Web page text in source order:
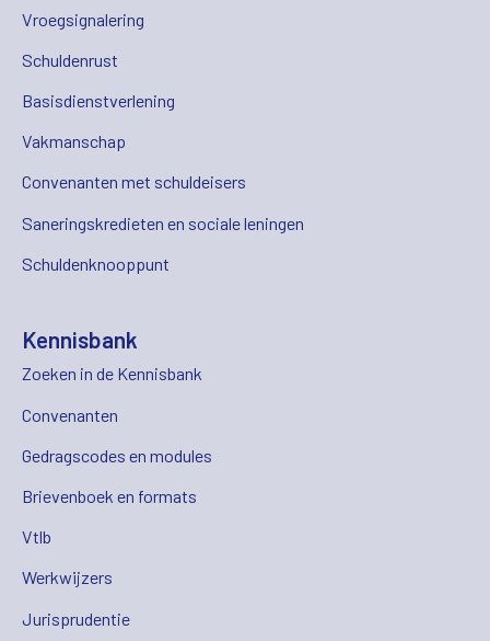
Vroegsignalering
Schuldenrust
Basisdienstverlening
Vakmanschap
Convenanten met schuldeisers
Saneringskredieten en sociale leningen
Schuldenknooppunt
Kennisbank
Zoeken in de Kennisbank
Convenanten
Gedragscodes en modules
Brievenboek en formats
Vtlb
Werkwijzers
Jurisprudentie